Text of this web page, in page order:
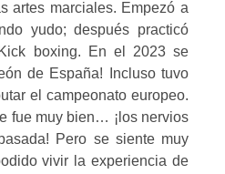
artes marciales. Empezó a
yudo; después practicó
boxing. En el 2023 se
de España! Incluso tuvo
el campeonato europeo.
fue muy bien… ¡los nervios
Pero se siente muy
vivir la experiencia de